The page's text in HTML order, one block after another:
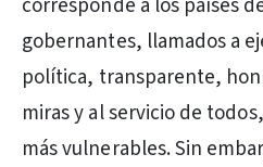
corresponde a los países
gobernantes, llamados a
política, transparente,
miras y al servicio de
más vulnerables. Sin